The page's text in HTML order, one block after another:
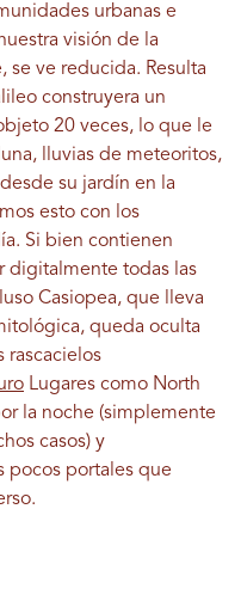
urbanas e
visión de la
se ve reducida. Resulta
construyera un
20 veces, lo que le
lluvias de meteoritos,
su jardín en la
esto con los
Si bien contienen
digitalmente todas las
Casiopea, que lleva
queda oculta
rascacielos
Lugares como North
la noche (simplemente
casos) y
pocos portales que